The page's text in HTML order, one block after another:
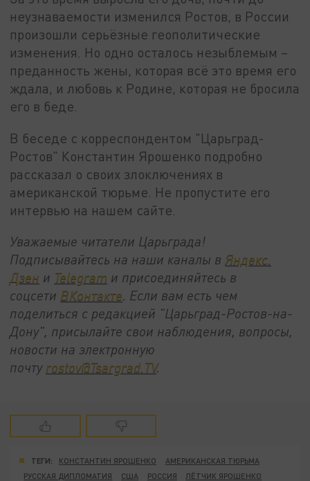
неузнаваемости изменился Ростов, в России
произошли серьёзные геополитические
изменения. Но одно осталось незыблемым –
преданность жены, которая всё это время его
ждала, и любовь к Родине, которая не бросила
его в беде.
В беседе с корреспондентом "Царьград-
Ростов" Константин Ярошенко подробно
рассказал о своих злоключениях в
американской тюрьме. Не пропустите его
интервью на нашем сайте.
Уважаемые читатели Царьграда!
Подписывайтесь на наши каналы в Яндекс.
Дзен и Telegram и присоединяйтесь в
соцсети ВКонтакте. Если вам есть чем
поделиться с редакцией "Царьград-Ростов-на-
Дону", присылайте свои наблюдения, вопросы,
новости на электронную
почту rostov@Tsargrad.ТV.
ТЕГИ: КОНСТАНТИН ЯРОШЕНКО
АМЕРИКАНСКАЯ ТЮРЬМА
РУССКАЯ ДИПЛОМАТИЯ
США РОССИЯ ЛЁТЧИК ЯРОШЕНКО